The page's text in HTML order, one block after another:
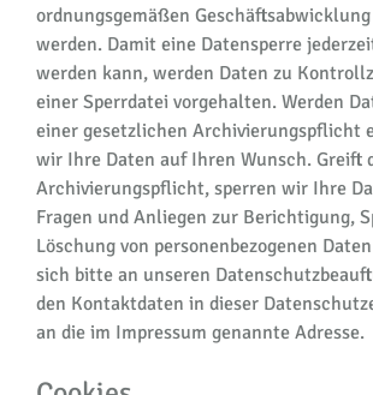
ordnungsgemäßen
werden. Damit eine Datensperre
werden kann, werden Daten zu
einer Sperrdatei vorgehalten. Werden
einer gesetzlichen Archivierungspflicht
wir Ihre Daten auf Ihren Wunsch. Greift
Archivierungspflicht, sperren wir Ihre
Fragen und Anliegen zur Berichtigung,
Löschung von personenbezogenen
sich bitte an unseren
den Kontaktdaten in dieser
an die im Impressum genannte Adresse.